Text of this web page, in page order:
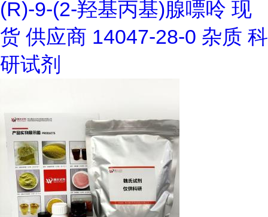
(R)-9-(2-羟基丙基)腺嘌呤 现
货 供应商 14047-28-0 杂质 科
研试剂